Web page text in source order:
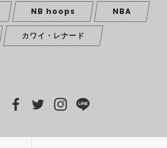
NB hoops NBA
カワイ・レナード